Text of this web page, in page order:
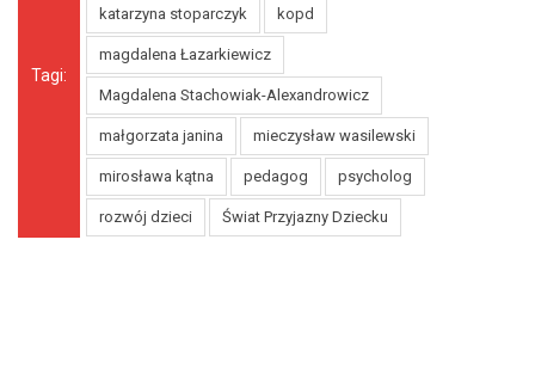
Tagi:
katarzyna stoparczyk kopd
magdalena Łazarkiewicz
Magdalena Stachowiak-Alexandrowicz
małgorzata janina mieczysław wasilewski
mirosława kątna pedagog psycholog
rozwój dzieci Świat Przyjazny Dziecku